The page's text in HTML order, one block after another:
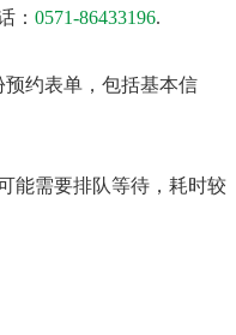
： 0571-86433196.
约表单，包括基本信
能需要排队等待，耗时较